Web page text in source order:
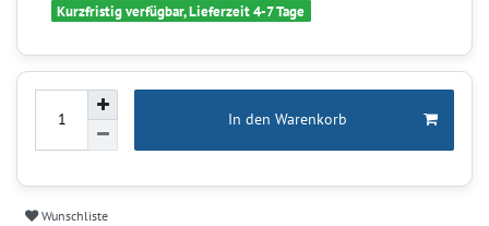
Kurzfristig verfügbar, Lieferzeit 4-7 Tage
In den Warenkorb
Wunschliste